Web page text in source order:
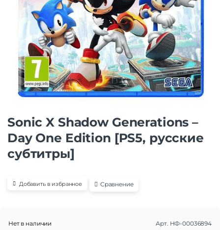
Sonic X Shadow Generations –
Day One Edition [PS5, русские
субтитры]
Добавить в избранное Сравнение
Нет в наличии Арт. НФ-00036894